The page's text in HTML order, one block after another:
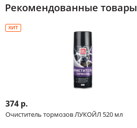
Рекомендованные товары
ХИТ
374 р.
Очиститель тормозов ЛУКОЙЛ 520 мл